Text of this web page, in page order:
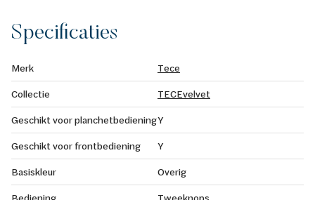
Specificaties
Merk
Tece
Collectie
TECEvelvet
Geschikt voor planchetbedieningY
Geschikt voor frontbediening
Y
Basiskleur
Overig
Bediening
Tweeknops